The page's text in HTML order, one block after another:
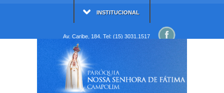
INSTITUCIONAL
Av. Caribe, 184. Tel: (15) 3031.1517